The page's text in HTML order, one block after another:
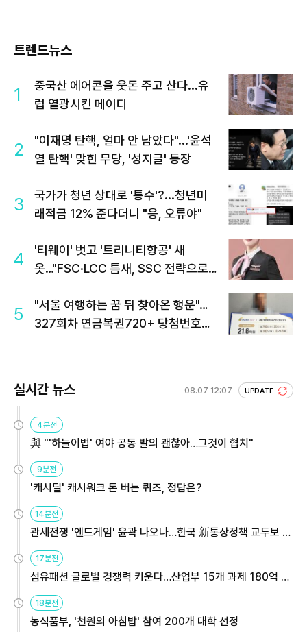
트렌드뉴스
1
중국산 에어콘을 웃돈 주고 산다...유
럽 열광시킨 메이디
2
"이재명 탄핵, 얼마 안 남았다"...'윤석
열 탄핵' 맞힌 무당, '성지글' 등장
3
국가가 청년 상대로 '통수'?...청년미
래적금 12% 준다더니 "응, 오류야"
4
'티웨이' 벗고 '트리니티항공' 새
옷…"FSC·LCC 틈새, SSC 전략으로
5
"서울 여행하는 꿈 뒤 찾아온 행운"…
327회차 연금복권720+ 당첨번호조
실시간 뉴스 08.07 12:07 UPDATE
4분전
與 "'하늘이법' 여야 공동 발의 괜찮아…그것이 협치"
9분전
'캐시딜' 캐시워크 돈 버는 퀴즈, 정답은?
14분전
관세전쟁 '엔드게임' 윤곽 나오나…한국 新통상정책 교두보 활
용해야
17분전
섬유패션 글로벌 경쟁력 키운다…산업부 15개 과제 180억 지
원
18분전
농식품부, '천원의 아침밥' 참여 200개 대학 선정